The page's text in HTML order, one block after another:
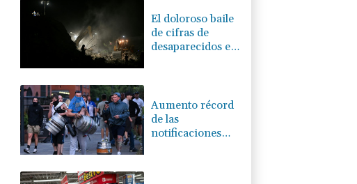
El doloroso baile
de cifras de
desaparecidos en
Aumento récord
de las
notificaciones